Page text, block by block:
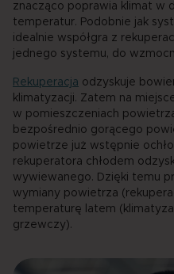
znacząco poprawia klimat w
temperatur. Podobnie jak
idealnie współgra z
jednego systemu, do
Rekuperacja odzyskuje
klimatyzacji. Zatem na
w pomieszczeniach
bezpośrednio gorącego
powietrze już wstępnie
rekuperatora chłodem
wywiewanego. Dzięki temu
wymiany powietrza
temperaturę latem
grzewczy).